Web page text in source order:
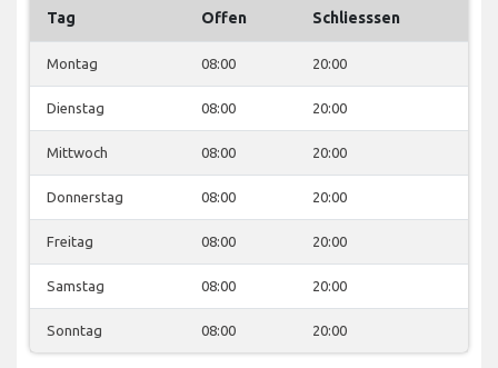
Tag Offen Schliesssen
Montag 08:00 20:00
Dienstag 08:00 20:00
Mittwoch 08:00 20:00
Donnerstag 08:00 20:00
Freitag 08:00 20:00
Samstag 08:00 20:00
Sonntag 08:00 20:00